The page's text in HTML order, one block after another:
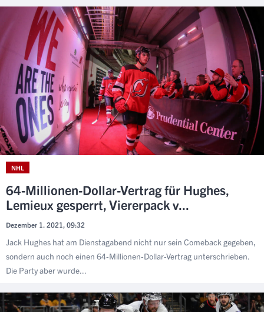
NHL
64-Millionen-Dollar-Vertrag für Hughes,
Lemieux gesperrt, Viererpack v...
Dezember 1. 2021, 09:32
Jack Hughes hat am Dienstagabend nicht nur sein Comeback gegeben,
sondern auch noch einen 64-Millionen-Dollar-Vertrag unterschrieben.
Die Party aber wurde...